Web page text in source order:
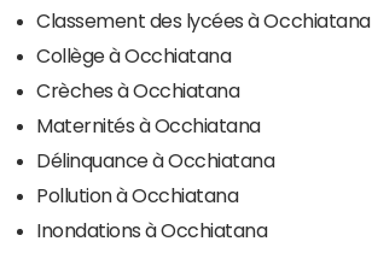
Classement des lycées à Occhiatana
Collège à Occhiatana
Crèches à Occhiatana
Maternités à Occhiatana
Délinquance à Occhiatana
Pollution à Occhiatana
Inondations à Occhiatana